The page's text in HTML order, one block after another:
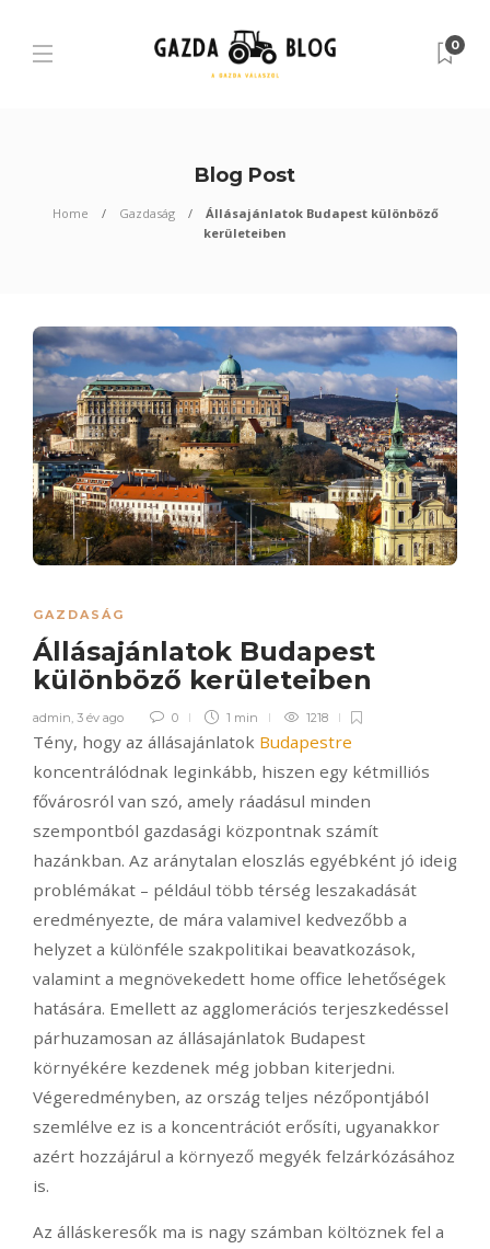
0
Blog Post
Home Gazdaság
Állásajánlatok Budapest különböző
kerületeiben
GAZDASÁG
Állásajánlatok Budapest
különböző kerületeiben
admin, 3 év ago 0 1 min 1218
Tény, hogy az állásajánlatok Budapestre
koncentrálódnak leginkább, hiszen egy kétmilliós
fővárosról van szó, amely ráadásul minden
szempontból gazdasági központnak számít
hazánkban. Az aránytalan eloszlás egyébként jó ideig
problémákat – például több térség leszakadását
eredményezte, de mára valamivel kedvezőbb a
helyzet a különféle szakpolitikai beavatkozások,
valamint a megnövekedett home office lehetőségek
hatására. Emellett az agglomerációs terjeszkedéssel
párhuzamosan az állásajánlatok Budapest
környékére kezdenek még jobban kiterjedni.
Végeredményben, az ország teljes nézőpontjából
szemlélve ez is a koncentrációt erősíti, ugyanakkor
azért hozzájárul a környező megyék felzárkózásához
is.
Az álláskeresők ma is nagy számban költöznek fel a